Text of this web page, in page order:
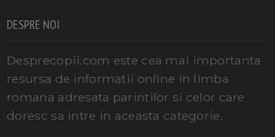
DESPRE NOI
Desprecopii.com este cea mai importanta
resursa de informatii online in limba
romana adresata parintilor si celor care
doresc sa intre in aceasta categorie.